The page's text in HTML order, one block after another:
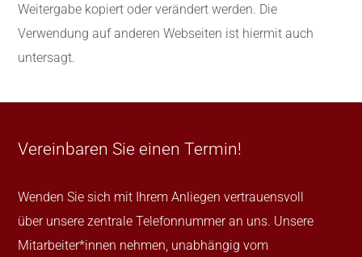
Weitergabe kopiert oder verändert werden. Die
Verwendung auf anderen Webseiten ist hiermit auch
untersagt.
Vereinbaren Sie einen Termin!
Wenden Sie sich mit Ihrem Anliegen vertrauensvoll
über unsere zentrale Telefonnummer an uns. Unsere
Mitarbeiter*innen nehmen, unabhängig vom